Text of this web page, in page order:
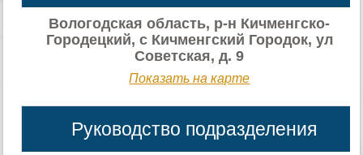
Вологодская область, р-н Кичменгско-
Городецкий, с Кичменгский Городок, ул
Советская, д. 9
Показать на карте
Руководство подразделения